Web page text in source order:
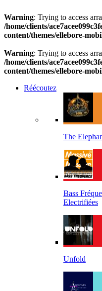
Warning: Trying to access
/home/clients/
content/themes/ellebore-
Warning: Trying to access
/home/clients/
content/themes/ellebore-
Réécoutez
The
Bass
Electrifiées
Unfold